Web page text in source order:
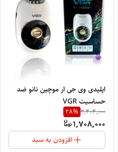
اپلیدی وی جی ار موچین نانو ضد
حساسیت VGR
2,404,000
28%
1,708,000
افزودن به سبد